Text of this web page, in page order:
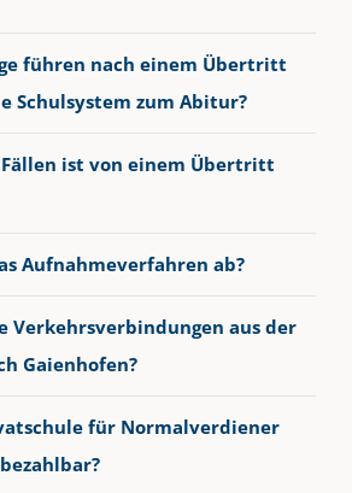
führen nach einem Übertritt
Schulsystem zum Abitur?
ist von einem Übertritt
Aufnahmeverfahren ab?
Verkehrsverbindungen aus der
Gaienhofen?
für Normalverdiener